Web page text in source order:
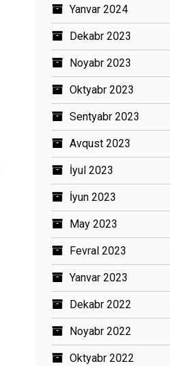
Yanvar 2024
Dekabr 2023
Noyabr 2023
Oktyabr 2023
Sentyabr 2023
Avqust 2023
İyul 2023
İyun 2023
May 2023
Fevral 2023
Yanvar 2023
Dekabr 2022
Noyabr 2022
Oktyabr 2022